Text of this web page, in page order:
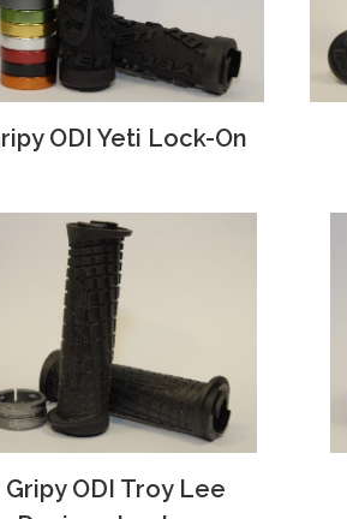
ODI Yeti Lock-On
Gripy ODI Troy Lee